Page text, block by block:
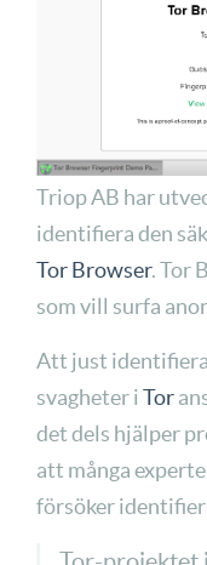
Triop AB har
identifiera den
Tor Browser. Tor
som vill surfa
Att just
svagheter iTor
det dels hjälper
att många
försöker